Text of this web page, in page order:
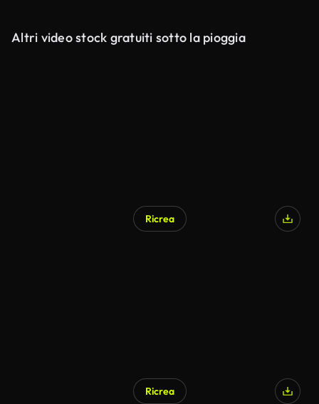
Altri video stock gratuiti sotto la pioggia
Ricrea
Ricrea